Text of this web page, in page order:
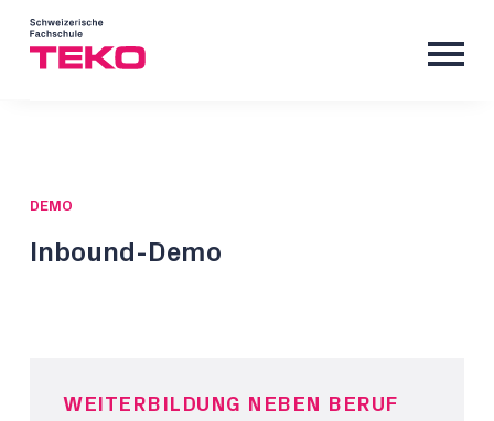
DEMO
Inbound-Demo
WEITERBILDUNG NEBEN BERUF